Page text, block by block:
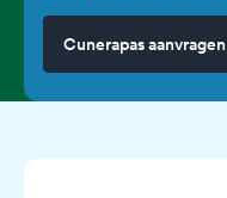
Cunerapas aanvragen